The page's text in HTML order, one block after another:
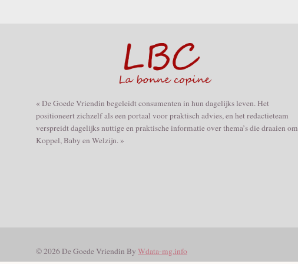
« De Goede Vriendin begeleidt consumenten in hun dagelijks leven. Het
positioneert zichzelf als een portaal voor praktisch advies, en het redactieteam
verspreidt dagelijks nuttige en praktische informatie over thema’s die draaien om
Koppel, Baby en Welzijn. »
© 2026 De Goede Vriendin By Wdata-mg.info